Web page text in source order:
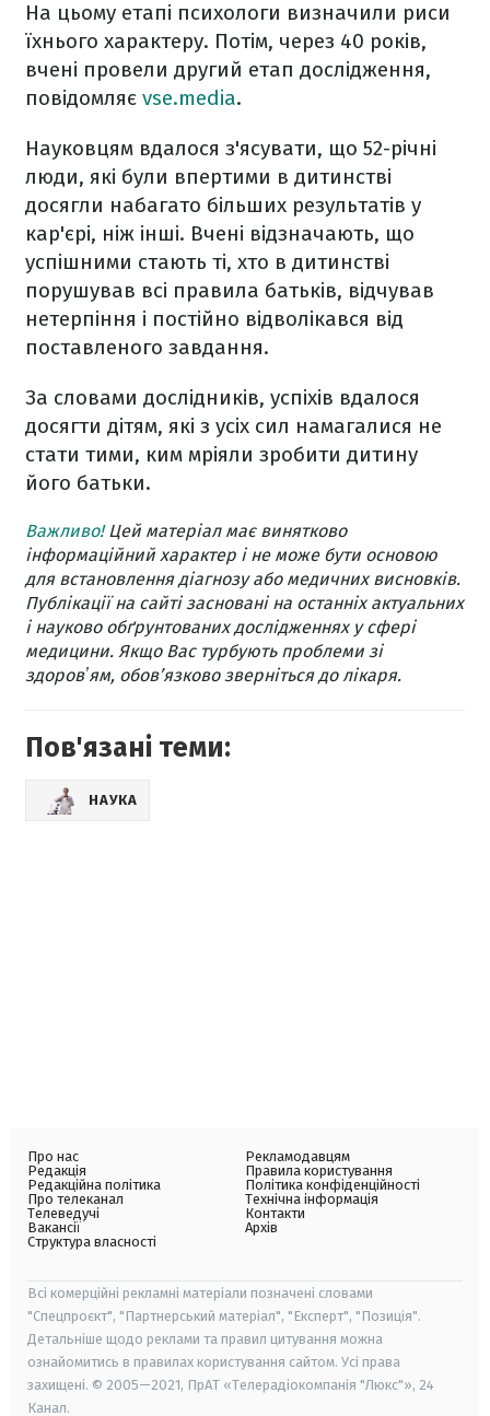
На цьому етапі психологи визначили риси
їхнього характеру. Потім, через 40 років,
вчені провели другий етап дослідження,
повідомляє vse.media.
Науковцям вдалося з'ясувати, що 52-річні
люди, які були впертими в дитинстві
досягли набагато більших результатів у
кар'єрі, ніж інші. Вчені відзначають, що
успішними стають ті, хто в дитинстві
порушував всі правила батьків, відчував
нетерпіння і постійно відволікався від
поставленого завдання.
За словами дослідників, успіхів вдалося
досягти дітям, які з усіх сил намагалися не
стати тими, ким мріяли зробити дитину
його батьки.
Важливо!Цей матеріал має винятково
інформаційний характер і не може бути основою
для встановлення діагнозу або медичних висновків.
Публікації на сайті засновані на останніх актуальних
і науково обґрунтованих дослідженнях у сфері
медицини. Якщо Вас турбують проблеми зі
здоровʼям, обов’язково зверніться до лікаря.
Пов'язані теми:
НАУКА
Про нас
Редакція
Редакційна політика
Про телеканал
Телеведучі
Вакансії
Структура власності
Рекламодавцям
Правила користування
Політика конфіденційності
Технічна інформація
Контакти
Архів
Всі комерційні рекламні матеріали позначені словами
"Спецпроєкт", "Партнерський матеріал", "Експерт", "Позиція".
Детальніше щодо реклами та правил цитування можна
ознайомитись в правилах користування сайтом. Усі права
захищені. © 2005—2021, ПрАТ «Телерадіокомпанія "Люкс"», 24
Канал.